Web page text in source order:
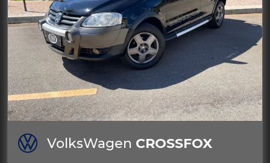
VolksWagen CROSSFOX